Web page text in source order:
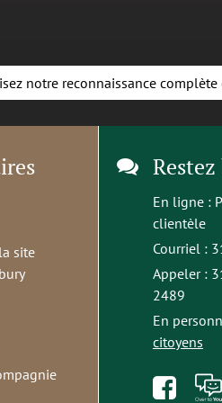
notre reconnaissance
site
En ligne :
clientèle
Courriel :
Appeler :
2489
En
citoyens
Like